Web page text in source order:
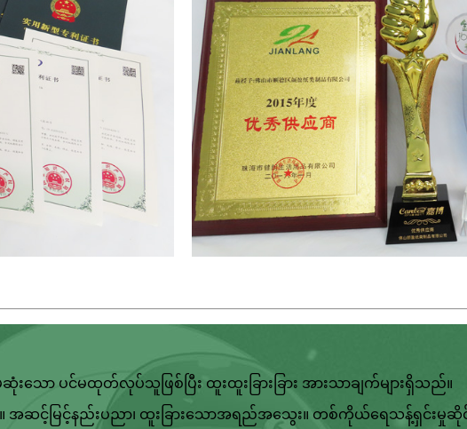
ထမဆုံးသော ပင်မထုတ်လုပ်သူဖြစ်ပြီး ထူးထူးခြားခြား အားသာချက်များရှိသည်။
င့်မြင့်နည်းပညာ၊ ထူးခြားသောအရည်အသွေး။ တစ်ကိုယ်ရေသန့်ရှင်းမှုဆိုင်ရ